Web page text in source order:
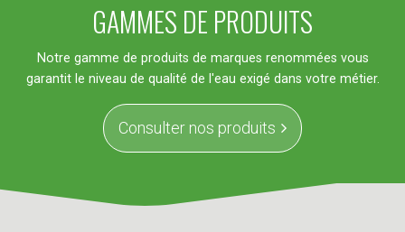
GAMMES DE PRODUITS
Notre gamme de produits de marques renommées vous
garantit le niveau de qualité de l'eau exigé dans votre métier.
Consulter nos produits